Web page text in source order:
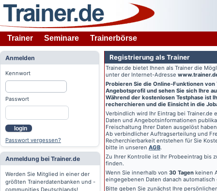
Trainer Seminare Trainerbörse
Anmelden
Kennwort
Passwort
login
Passwort vergessen?
Anmeldung bei Trainer.de
Werden Sie Mitglied in einer der
größten Trainerdatenbanken und -
communities Deutschlands!
Registrierung als Trainer
Trainer.de bietet Ihnen als Trainer die
unter der Internet-Adresse
Probieren Sie die Online-Funktionen von
Angebotsprofil und sehen Sie sich Ihre
Während der kostenlosen Testphase ist
recherchieren und die Einsicht in die
Verbindlich wird Ihr Eintrag bei Trainer.de
Daten und Angebotsinformationen
Freischaltung Ihrer Daten ausgelöst
Ab verbindlicher Auftragserteilung und
Recherchierbarkeit entstehen für Sie
bitte in unseren AGB.
Zu Ihrer Kontrolle ist Ihr Probeeintrag bis
finden.
Wenn Sie innerhalb von 30 Tagen keinen
eingegebenen Daten danach automatisch
Bitte geben Sie zunächst Ihre